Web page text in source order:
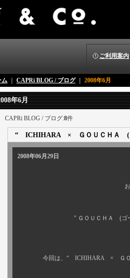
ご利用案内
ム CAPRi BLOG / ブログ｜ 2008年6月
年6月
CAPRi BLOG / ブログ:8件
“ ICHIHARA × ＧＯＵＣＨＡ (
2008年06月29日
お待たせしま
" ＧＯＵＣＨＡ (ゴーチャ) "
今回は、“ ICHIHARA × ＧＯＵ